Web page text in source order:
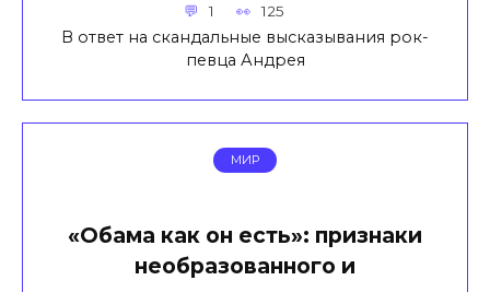
1 125
В ответ на скандальные высказывания рок-
певца Андрея
МИР
«Обама как он есть»: признаки
необразованного и